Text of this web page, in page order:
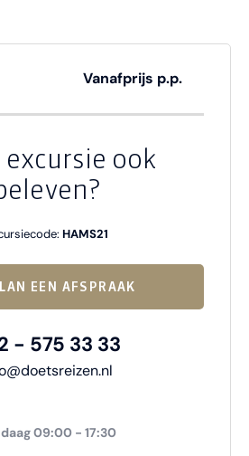
Vanafprijs p.p.
excursie ook
HAMS21
EEN AFSPRAAK
- 575 33 33
09:00 - 17:30